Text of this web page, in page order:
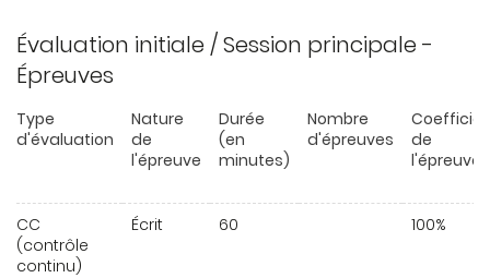
Évaluation initiale / Session principale -
Épreuves
Type
d'évaluation
Nature
de
l'épreuve
Durée
(en
minutes)
Nombre
d'épreuves
de
l'épreuve
CC
(contrôle
continu)
Écrit 60 100%